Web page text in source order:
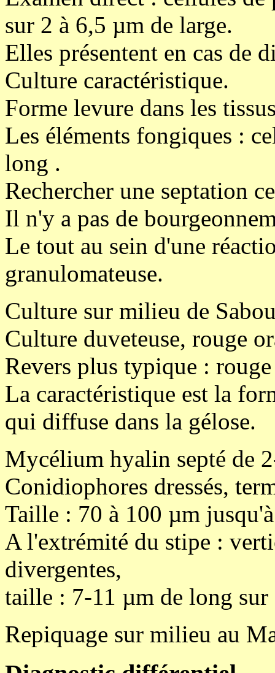
sur 2 à 6,5 µm de large.
Elles présentent en cas de
Culture caractéristique.
Forme levure dans les
Les éléments fongiques :
long .
Rechercher une septation
Il n'y a pas de
Le tout au sein d'une
granulomateuse.
Culture sur milieu de
Culture duveteuse, rouge
Revers plus typique :
La caractéristique est la
qui diffuse dans la gélose.
Mycélium hyalin septé de
Conidiophores dressés,
Taille : 70 à 100 µm
A l'extrémité du stipe :
divergentes,
taille : 7-11 µm de long sur
Repiquage sur milieu au